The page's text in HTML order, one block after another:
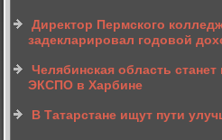
Директор Пермского
задекларировал годовой
Челябинская область
ЭКСПО в Харбине
В Татарстане ищут пути